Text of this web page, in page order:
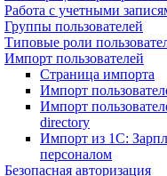
Работа с учетными
Группы пользователей
Типовые роли
Импорт пользователей
Страница импорта
Импорт
Импорт
directory
Импорт из 1С:
персоналом
Безопасная авторизация